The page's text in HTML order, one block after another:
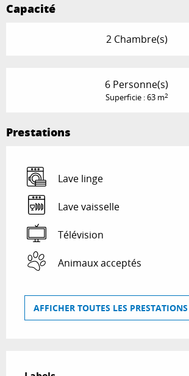
Capacité
2 Chambre(s)
6 Personne(s)
Superficie : 63 m2
Prestations
Lave linge
Lave vaisselle
Télévision
Animaux acceptés
AFFICHER TOUTES LES PRESTATIONS